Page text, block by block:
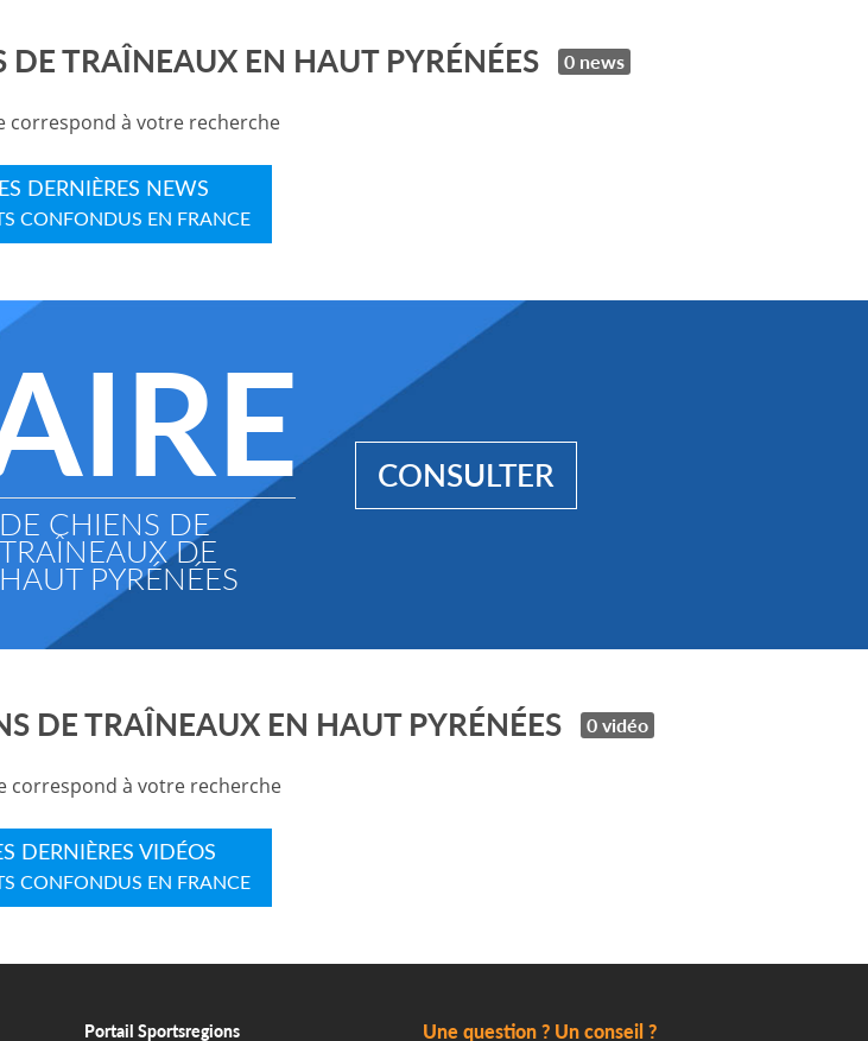
DE TRAÎNEAUX EN HAUT PYRÉNÉES 0 news
correspond à votre recherche
DERNIÈRES NEWS
CONFONDUS EN FRANCE
DE CHIENS DE
TRAÎNEAUX DE
HAUT PYRÉNÉES
CONSULTER
DE TRAÎNEAUX EN HAUT PYRÉNÉES 0 vidéo
correspond à votre recherche
DERNIÈRES VIDÉOS
CONFONDUS EN FRANCE
Portail Sportsregions Une question ? Un conseil ?